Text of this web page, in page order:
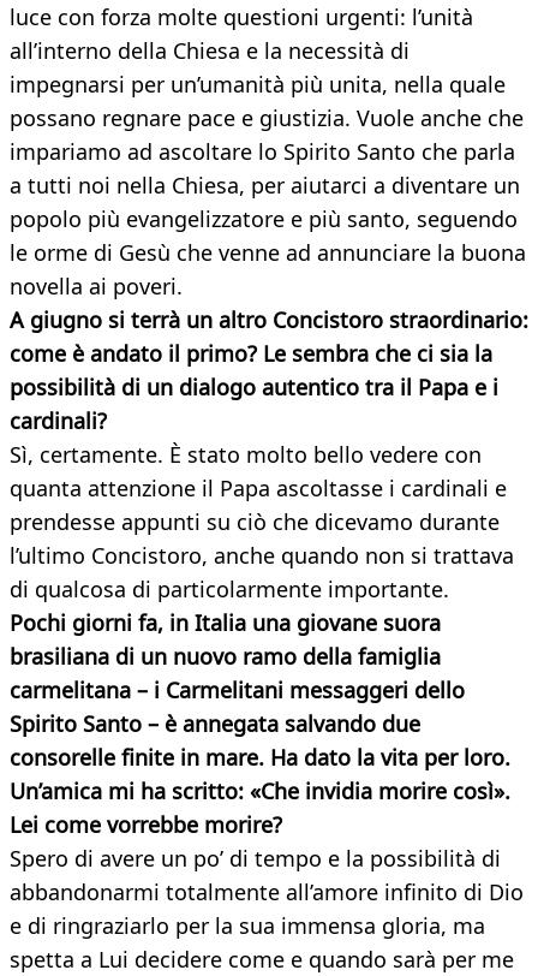
luce con forza molte questioni urgenti: l’unità
all’interno della Chiesa e la necessità di
impegnarsi per un’umanità più unita, nella quale
possano regnare pace e giustizia. Vuole anche che
impariamo ad ascoltare lo Spirito Santo che parla
a tutti noi nella Chiesa, per aiutarci a diventare un
popolo più evangelizzatore e più santo, seguendo
le orme di Gesù che venne ad annunciare la buona
novella ai poveri.
A giugno si terrà un altro Concistoro straordinario:
come è andato il primo? Le sembra che ci sia la
possibilità di un dialogo autentico tra il Papa e i
cardinali?
Sì, certamente. È stato molto bello vedere con
quanta attenzione il Papa ascoltasse i cardinali e
prendesse appunti su ciò che dicevamo durante
l’ultimo Concistoro, anche quando non si trattava
di qualcosa di particolarmente importante.
Pochi giorni fa, in Italia una giovane suora
brasiliana di un nuovo ramo della famiglia
carmelitana – i Carmelitani messaggeri dello
Spirito Santo – è annegata salvando due
consorelle finite in mare. Ha dato la vita per loro.
Un’amica mi ha scritto: «Che invidia morire così».
Lei come vorrebbe morire?
Spero di avere un po’ di tempo e la possibilità di
abbandonarmi totalmente all’amore infinito di Dio
e di ringraziarlo per la sua immensa gloria, ma
spetta a Lui decidere come e quando sarà per me